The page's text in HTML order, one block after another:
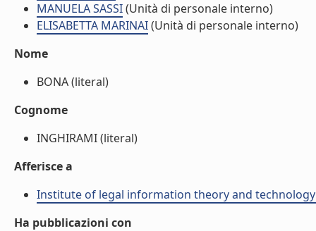
MANUELA SASSI(Unità di personale interno)
ELISABETTA MARINAI(Unità di personale interno)
Nome
BONA (literal)
Cognome
INGHIRAMI (literal)
Afferisce a
Institute of legal information theory and technology
Ha pubblicazioni con